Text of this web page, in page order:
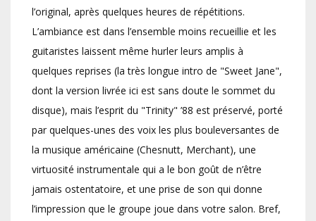
l’original, après quelques heures de répétitions.
L’ambiance est dans l’ensemble moins recueillie et les
guitaristes laissent même hurler leurs amplis à
quelques reprises (la très longue intro de "Sweet Jane",
dont la version livrée ici est sans doute le sommet du
disque), mais l’esprit du "Trinity" ’88 est préservé, porté
par quelques-unes des voix les plus bouleversantes de
la musique américaine (Chesnutt, Merchant), une
virtuosité instrumentale qui a le bon goût de n’être
jamais ostentatoire, et une prise de son qui donne
l’impression que le groupe joue dans votre salon. Bref,